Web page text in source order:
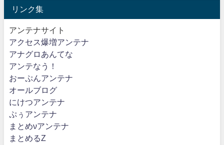
リンク集
アンテナサイト
アクセス爆増アンテナ
アナグロあんてな
アンテなう！
おーぷんアンテナ
オールブログ
にけつアンテナ
ぷぅアンテナ
まとめνアンテナ
まとめるZ